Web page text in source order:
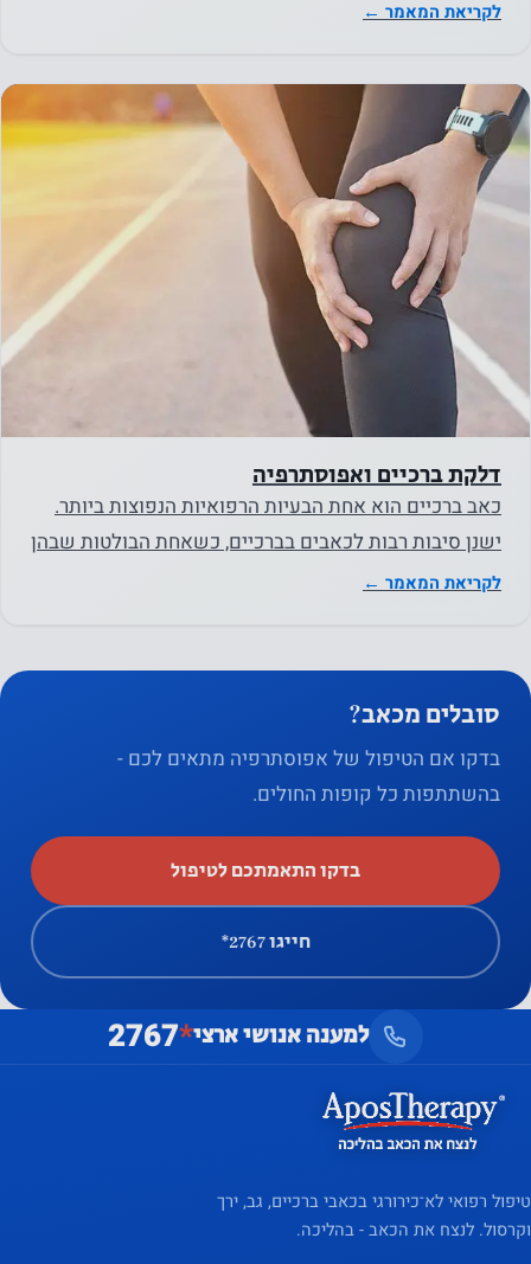
לקריאת המאמר ←
דלקת ברכיים ואפוסתרפיה
כאב ברכיים הוא אחת הבעיות הרפואיות הנפוצות ביותר.
ישנן סיבות רבות לכאבים בברכיים, כשאחת הבולטות שבהן
היא דלקת…
לקריאת המאמר ←
סובלים מכאב?
בדקו אם הטיפול של אפוסתרפיה מתאים לכם -
בהשתתפות כל קופות החולים.
בדקו התאמתכם לטיפול
חייגו ‎*2767
למענה אנושי ארצי*
2767
טיפול רפואי לא־כירורגי בכאבי ברכיים, גב, ירך
וקרסול. לנצח את הכאב - בהליכה.